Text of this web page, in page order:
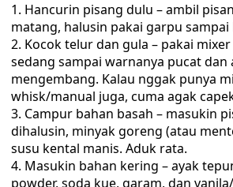
Hancurin pisang dulu – ambil
matang, halusin pakai garpu
Kocok telur dan gula – pakai
sedang sampai warnanya pucat dan
mengembang. Kalau nggak punya
whisk/manual juga, cuma agak
Campur bahan basah – masukin
dihalusin, minyak goreng (atau
susu kental manis. Aduk rata.
Masukin bahan kering – ayak
powder, soda kue, garam, dan